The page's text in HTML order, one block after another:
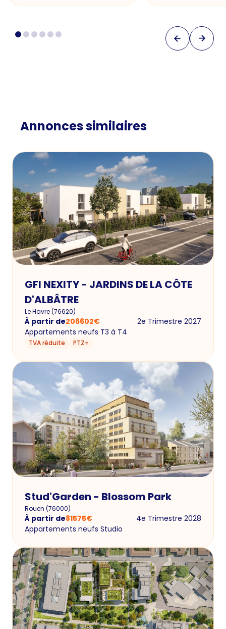
Annonces similaires
GFI NEXITY - JARDINS DE LA CÔTE
D'ALBÂTRE
Le Havre(76620)
À partir de206602€
2e Trimestre 2027
Appartements neufs T3 à T4
TVA réduite PTZ+
Stud'Garden - Blossom Park
Rouen (76000)
À partir de81575€
4e Trimestre 2028
Appartements neufs Studio